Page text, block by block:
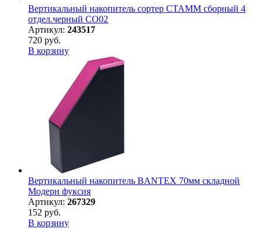
Вертикальный накопитель сортер СТАММ сборный 4
отдел.черный СО02
Артикул: 243517
720 руб.
В корзину
Вертикальный накопитель BANTEX 70мм складной
Модерн фуксия
Артикул: 267329
152 руб.
В корзину